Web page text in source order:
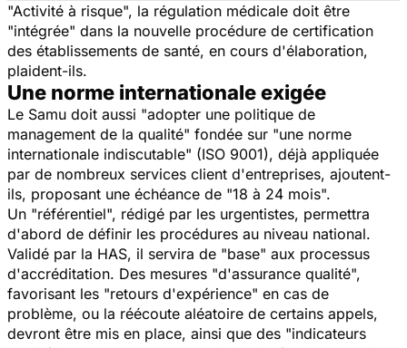
"Activité à risque", la régulation médicale doit être
"intégrée" dans la nouvelle procédure de certification
des établissements de santé, en cours d'élaboration,
plaident-ils.
Une norme internationale exigée
Le Samu doit aussi "adopter une politique de
management de la qualité" fondée sur "une norme
internationale indiscutable" (ISO 9001), déjà appliquée
par de nombreux services client d'entreprises, ajoutent-
ils, proposant une échéance de "18 à 24 mois".
Un "référentiel", rédigé par les urgentistes, permettra
d'abord de définir les procédures au niveau national.
Validé par la HAS, il servira de "base" aux processus
d'accréditation. Des mesures "d'assurance qualité",
favorisant les "retours d'expérience" en cas de
problème, ou la réécoute aléatoire de certains appels,
devront être mis en place, ainsi que des "indicateurs